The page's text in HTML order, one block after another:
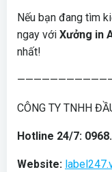
Nếu bạn đang tìm
ngay với Xưởng in
nhất!
CÔNG TY TNHH
Hotline 24/7:
Website: